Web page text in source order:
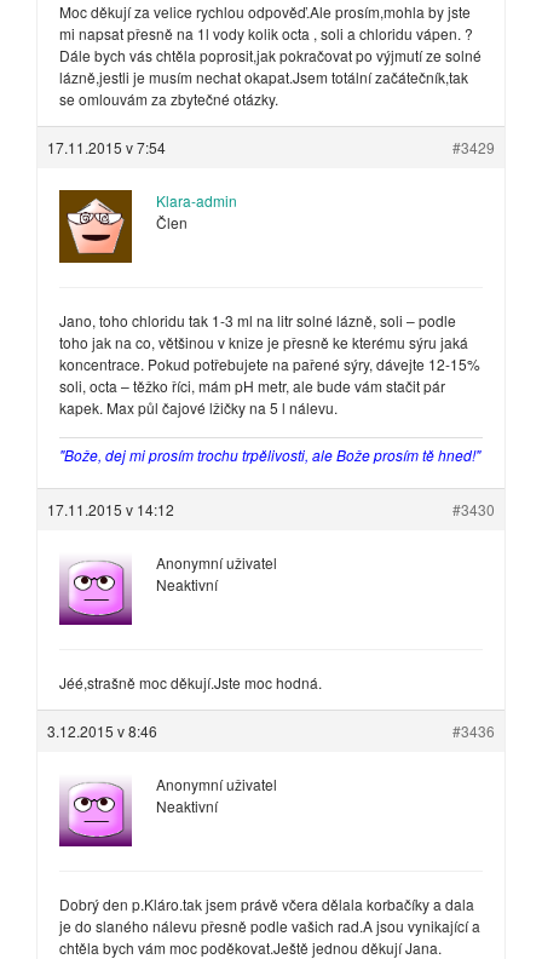
Moc děkují za velice rychlou odpověď.Ale prosím,mohla by jste
mi napsat přesně na 1l vody kolik octa , soli a chloridu vápen. ?
Dále bych vás chtěla poprosit,jak pokračovat po výjmutí ze solné
lázně,jestli je musím nechat okapat.Jsem totální začátečník,tak
se omlouvám za zbytečné otázky.
17.11.2015 v 7:54 #3429
Klara-admin
Člen
Jano, toho chloridu tak 1-3 ml na litr solné lázně, soli – podle
toho jak na co, většinou v knize je přesně ke kterému sýru jaká
koncentrace. Pokud potřebujete na pařené sýry, dávejte 12-15%
soli, octa – těžko říci, mám pH metr, ale bude vám stačit pár
kapek. Max půl čajové lžičky na 5 l nálevu.
"Bože, dej mi prosím trochu trpělivosti, ale Bože prosím tě hned!"
17.11.2015 v 14:12 #3430
Anonymní uživatel
Neaktivní
Jéé,strašně moc děkují.Jste moc hodná.
3.12.2015 v 8:46 #3436
Anonymní uživatel
Neaktivní
Dobrý den p.Kláro.tak jsem právě včera dělala korbačíky a dala
je do slaného nálevu přesně podle vašich rad.A jsou vynikající a
chtěla bych vám moc poděkovat.Ještě jednou děkují Jana.